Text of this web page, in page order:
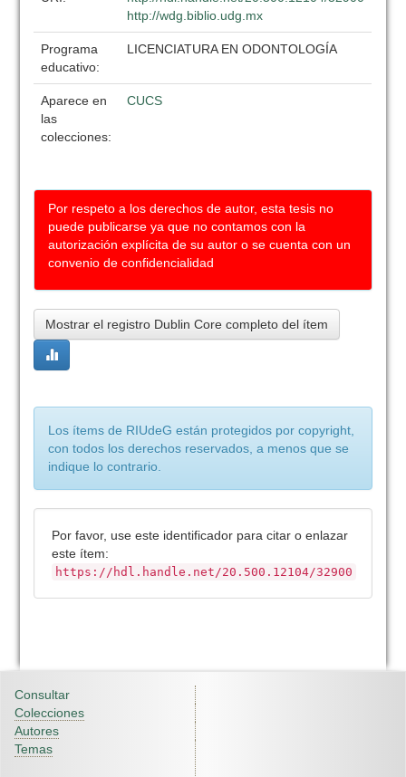
http://wdg.biblio.udg.mx
Programa
educativo:
LICENCIATURA EN ODONTOLOGÍA
Aparece en
las
colecciones:
CUCS
Por respeto a los derechos de autor, esta tesis no
puede publicarse ya que no contamos con la
autorización explícita de su autor o se cuenta con un
convenio de confidencialidad
Mostrar el registro Dublin Core completo del ítem
Los ítems de RIUdeG están protegidos por copyright,
con todos los derechos reservados, a menos que se
indique lo contrario.
Por favor, use este identificador para citar o enlazar
este ítem:
https://hdl.handle.net/20.500.12104/32900
Consultar
Colecciones
Autores
Temas